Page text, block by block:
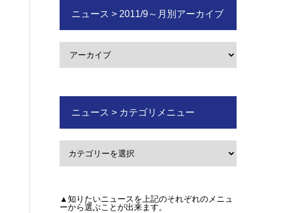
ニュース > 2011/9～月別アーカイブ
ニュース > カテゴリメニュー
▲知りたいニュースを上記のそれぞれのメニュ
ーから選ぶことが出来ます。